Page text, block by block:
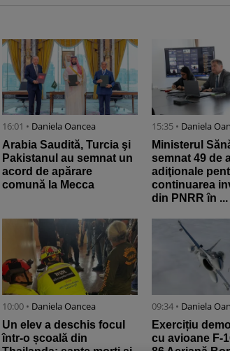
16:01 • Daniela Oancea
Arabia Saudită, Turcia şi
Pakistanul au semnat un
acord de apărare
comună la Mecca
15:35 • Daniela
Ministerul
semnat 49 de
adiţionale
continuarea
din PNRR în ...
10:00 • Daniela Oancea
Un elev a deschis focul
într-o școală din
09:34 • Daniela
Exercițiu
cu avioane F-